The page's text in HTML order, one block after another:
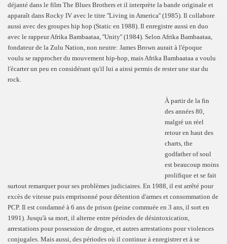
déjanté dans le film The Blues Brothers et il interprète la bande originale et
apparaît dans Rocky IV avec le titre ''Living in America'' (1985). Il collabore
aussi avec des groupes hip hop (Static en 1988). Il enregistre aussi en duo
avec le rappeur Afrika Bambaataa, ''Unity'' (1984). Selon Afrika Bambaataa,
fondateur de la Zulu Nation, non neutre: James Brown aurait à l'époque
voulu se rapprocher du mouvement hip-hop, mais Afrika Bambaataa a voulu
l'écarter un peu en considérant qu'il lui a ainsi permis de rester une star du
rock.
À partir de la fin
des années 80,
malgré un réel
retour en haut des
charts, the
godfather of soul
est beaucoup moins
prolifique et se fait
surtout remarquer pour ses problèmes judiciaires. En 1988, il est arrêté pour
excès de vitesse puis emprisonné pour détention d'armes et consommation de
PCP. Il est condamné à 6 ans de prison (peine commuée en 3 ans, il sort en
1991). Jusqu'à sa mort, il alterne entre périodes de désintoxication,
arrestations pour possession de drogue, et autres arrestations pour violences
conjugales. Mais aussi, des périodes où il continue à enregistrer et à se